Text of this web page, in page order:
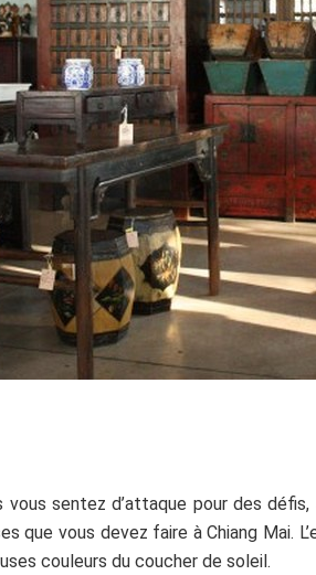
vous sentez d’attaque pour des
que vous devez faire à Chiang Mai.
couleurs du coucher de soleil.